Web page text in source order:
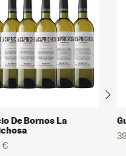
Guelbenzu Azul
39,95 €